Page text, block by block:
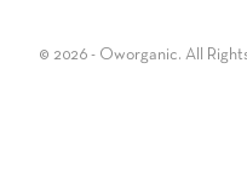
© 2026 - Oworganic. All